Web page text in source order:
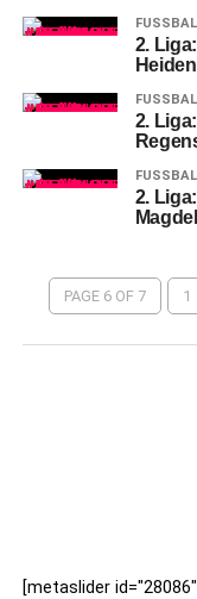
FUSSBALL
2.
FUSSBALL
2.
FUSSBALL
2.
PAGE 6 OF 7 1
[metaslider